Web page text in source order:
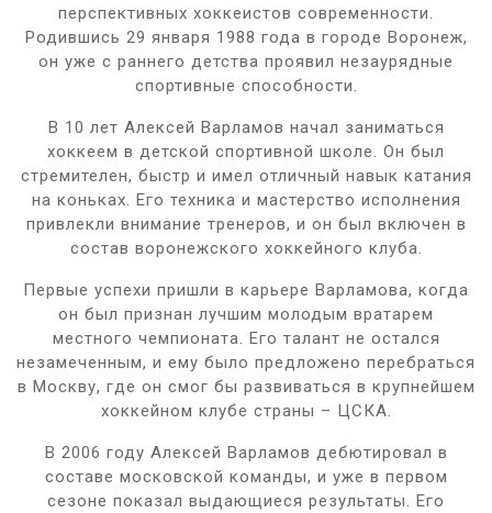
перспективных хоккеистов современности.
Родившись 29 января 1988 года в городе Воронеж,
он уже с раннего детства проявил незаурядные
спортивные способности.
В 10 лет Алексей Варламов начал заниматься
хоккеем в детской спортивной школе. Он был
стремителен, быстр и имел отличный навык катания
на коньках. Его техника и мастерство исполнения
привлекли внимание тренеров, и он был включен в
состав воронежского хоккейного клуба.
Первые успехи пришли в карьере Варламова, когда
он был признан лучшим молодым вратарем
местного чемпионата. Его талант не остался
незамеченным, и ему было предложено перебраться
в Москву, где он смог бы развиваться в крупнейшем
хоккейном клубе страны – ЦСКА.
В 2006 году Алексей Варламов дебютировал в
составе московской команды, и уже в первом
сезоне показал выдающиеся результаты. Его